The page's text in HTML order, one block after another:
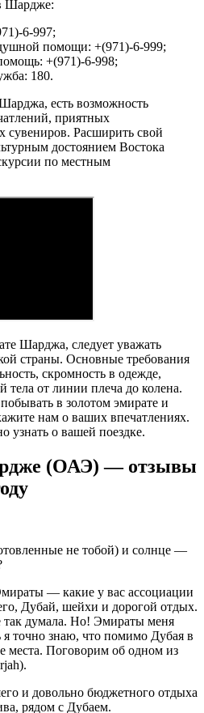
Шардже:
6-997;
помощи: +(971)-6-999;
+(971)-6-998;
180.
есть возможность
приятных
Расширить свой
достоянием Востока
по местным
Шарджа, следует уважать
страны. Основные требования
скромность в одежде,
тела от линии плеча до колена.
в золотом эмирате и
нам о ваших впечатлениях.
узнать о вашей поездке.
(ОАЭ) — отзывы
не тобой) и солнце —
— какие у вас ассоциации
Дубай, шейхи и дорогой отдых.
так думала. Но! Эмираты меня
точно знаю, что помимо Дубая в
места. Поговорим об одном из
и довольно бюджетного отдыха
рядом с Дубаем.